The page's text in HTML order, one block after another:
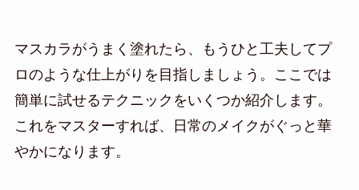
マスカラがうまく塗れたら、もうひと工夫してプ
ロのような仕上がりを目指しましょう。ここでは
簡単に試せるテクニックをいくつか紹介します。
これをマスターすれば、日常のメイクがぐっと華
やかになります。